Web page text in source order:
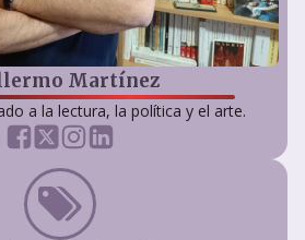
Martínez
a la lectura, la política y el arte.